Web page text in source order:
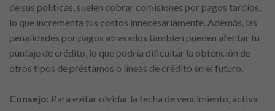
de sus políticas, suelen cobrar comisiones por pagos tardíos,
lo que incrementa tus costos innecesariamente. Además, las
penalidades por pagos atrasados también pueden afectar tu
puntaje de crédito, lo que podría dificultar la obtención de
otros tipos de préstamos o líneas de crédito en el futuro.
Consejo: Para evitar olvidar la fecha de vencimiento, activa